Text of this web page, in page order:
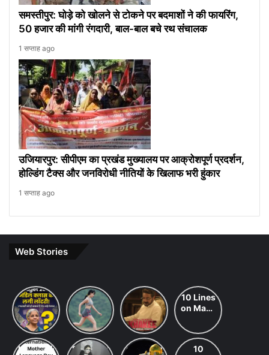
समस्तीपुर: घोड़े को खोलने से टोकने पर बदमाशों ने की फायरिंग,
50 हजार की मांगी रंगदारी, बाल-बाल बचे रथ संचालक
1 सप्ताह ago
उजियारपुर: सीपीएम का प्रखंड मुख्यालय पर आक्रोशपूर्ण प्रदर्शन,
होल्डिंग टैक्स और जनविरोधी नीतियों के खिलाफ भरी हुंकार
1 सप्ताह ago
Web Stories
Budget
2026
Expectations:
Income
Tax Slab
Change
7 ways
to
maintain
a
healthy
lifestyle:
khakee
the
bengal
chapter
review
10 Lines
on Maha
in Hindi
InternationalSaraswati
chandrayaan-
10